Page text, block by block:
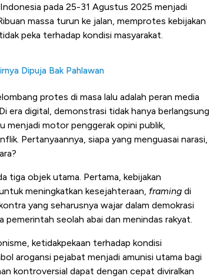
pada 25-31 Agustus 2025 menjadi
massa turun ke jalan, memprotes kebijakan
peka terhadap kondisi masyarakat.
Dipuja Bak Pahlawan
protes di masa lalu adalah peran media
era digital, demonstrasi tidak hanya berlangsung
menjadi motor penggerak opini publik,
Pertanyaannya, siapa yang menguasai narasi,
tiga objek utama. Pertama, kebijakan
meningkatkan kesejahteraan, framing di
yang seharusnya wajar dalam demokrasi
seolah abai dan menindas rakyat.
ketidakpekaan terhadap kondisi
arogansi pejabat menjadi amunisi utama bagi
kontroversial dapat dengan cepat diviralkan